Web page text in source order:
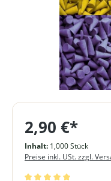
2,90 €*
Inhalt: 1,000 Stück
Preise inkl. USt. zzgl.